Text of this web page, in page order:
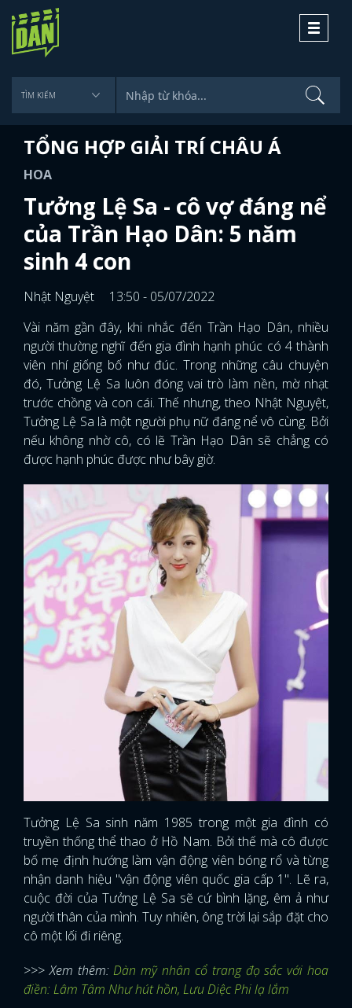
Toggle
TỔNG HỢP GIẢI TRÍ CHÂU Á
HOA
Tưởng Lệ Sa - cô vợ đáng nể
của Trần Hạo Dân: 5 năm
sinh 4 con
Nhật Nguyệt
13:50 - 05/07/2022
Vài năm gần đây, khi nhắc đến Trần Hạo Dân, nhiều
người thường nghĩ đến gia đình hạnh phúc có 4 thành
viên nhí giống bố như đúc. Trong những câu chuyện
đó, Tưởng Lệ Sa luôn đóng vai trò làm nền, mờ nhạt
trước chồng và con cái. Thế nhưng, theo Nhật Nguyệt,
Tưởng Lệ Sa là một người phụ nữ đáng nể vô cùng. Bởi
nếu không nhờ cô, có lẽ Trần Hạo Dân sẽ chẳng có
được hạnh phúc được như bây giờ.
Tưởng Lệ Sa sinh năm 1985 trong một gia đình có
truyền thống thể thao ở Hồ Nam. Bởi thế mà cô được
bố mẹ định hướng làm vận động viên bóng rổ và từng
nhận danh hiệu "vận động viên quốc gia cấp 1". Lẽ ra,
cuộc đời của Tưởng Lệ Sa sẽ cứ bình lặng, êm ả như
người thân của mình. Tuy nhiên, ông trời lại sắp đặt cho
cô một lối đi riêng.
>>> Xem thêm:Dàn mỹ nhân cổ trang đọ sắc với hoa
điền: Lâm Tâm Như hút hồn, Lưu Diệc Phi lạ lắm